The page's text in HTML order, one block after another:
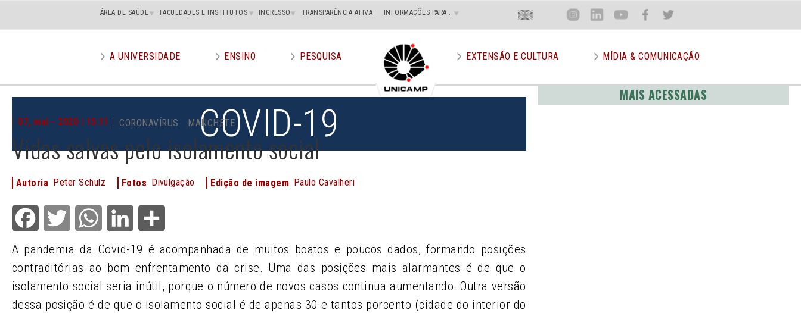
Main
superior
ÁREA DE SAÚDE FACULDADES E INSTITUTOS INGRESSO TRANSPARÊNCIA ATIVA INFORMAÇÕES PARA... Menu
Superior
Direito
En Inst Lin You Face Twit
menu
A UNIVERSIDADE ENSINO PESQUISA EXTENSÃO E CULTURA MÍDIA & COMUNICAÇÃO
COVID-19
Vidas salvas pelo isolamento social
07, mai - 2020 | 15:11 CORONAVÍRUS MANCHETE
Autoria Peter Schulz Fotos Divulgação Edição de imagem Paulo Cavalheri
Facebook Twitter WhatsApp LinkedIn
A pandemia da Covid-19 é acompanhada de muitos boatos e poucos dados, formando posições
contraditórias ao bom enfrentamento da crise. Uma das posições mais alarmantes é de que o
isolamento social seria inútil, porque o número de novos casos continua aumentando. Outra versão
dessa posição é de que o isolamento social é de apenas 30 e tantos porcento (cidade do interior do
MAIS ACESSADAS